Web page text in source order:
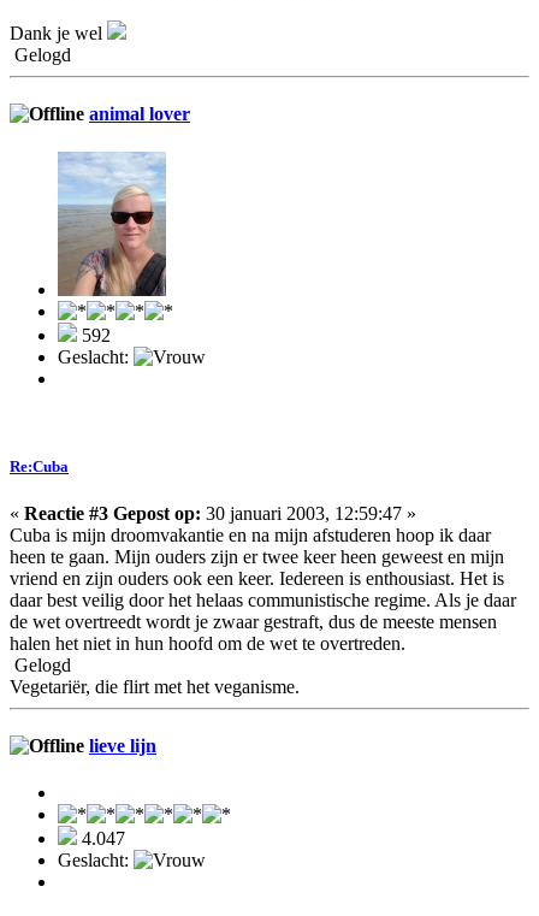
Dank je wel
Gelogd
animal lover
592
Geslacht:
Re:Cuba
« Reactie #3 Gepost op: 30 januari 2003, 12:59:47 »
Cuba is mijn droomvakantie en na mijn afstuderen hoop ik daar
heen te gaan. Mijn ouders zijn er twee keer heen geweest en mijn
vriend en zijn ouders ook een keer. Iedereen is enthousiast. Het is
daar best veilig door het helaas communistische regime. Als je daar
de wet overtreedt wordt je zwaar gestraft, dus de meeste mensen
halen het niet in hun hoofd om de wet te overtreden.
Gelogd
Vegetariër, die flirt met het veganisme.
lieve lijn
4.047
Geslacht: